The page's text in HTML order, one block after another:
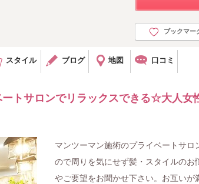
ブックマー
スタイル ブログ 地図 口コミ
トサロンでリラックスできる☆大人女
マンツーマン施術のプライベートサロ
ので周りを気にせず髪・スタイルのお
やご要望をお聞かせ下さい。お互いが